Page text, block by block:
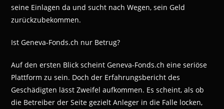
seine Einlagen da und sucht nach Wegen, sein Geld
zurückzubekommen.
Ist Geneva-Fonds.ch nur Betrug?
Auf den ersten Blick scheint Geneva-Fonds.ch eine seriöse
Plattform zu sein. Doch der Erfahrungsbericht des
Geschädigten lässt Zweifel aufkommen. Es scheint, als ob
die Betreiber der Seite gezielt Anleger in die Falle locken,